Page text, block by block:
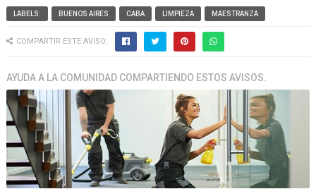
LABELS: BUENOS AIRES CABA LIMPIEZA MAESTRANZA
COMPARTIR ESTE AVISO:
AYUDA A LA COMUNIDAD COMPARTIENDO ESTOS AVISOS.